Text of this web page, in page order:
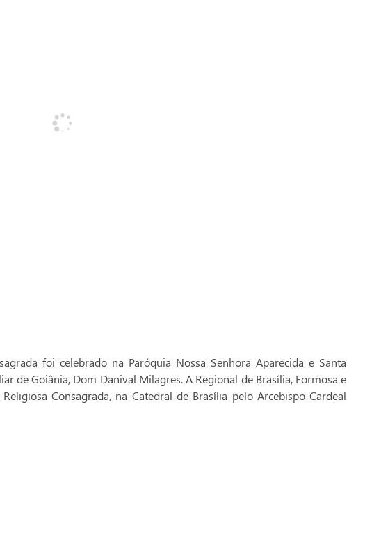
foi celebrado na Paróquia Nossa Senhora Aparecida e Santa
de Goiânia, Dom Danival Milagres. A Regional de Brasília, Formosa e
Consagrada, na Catedral de Brasília pelo Arcebispo Cardeal